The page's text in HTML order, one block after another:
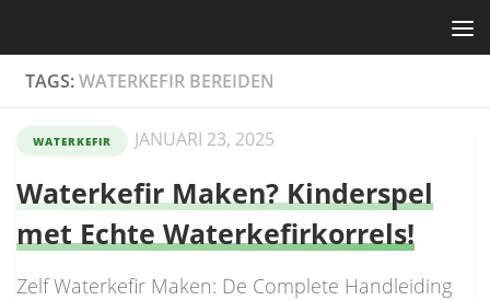
TAGS:WATERKEFIR BEREIDEN
WATERKEFIR JANUARI 23, 2025
Waterkefir Maken? Kinderspel
met Echte Waterkefirkorrels!
Zelf Waterkefir Maken: De Complete Handleiding